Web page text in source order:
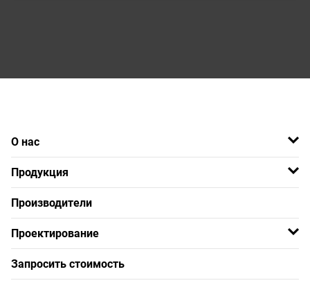
О нас
Продукция
Производители
Проектирование
Запросить стоимость